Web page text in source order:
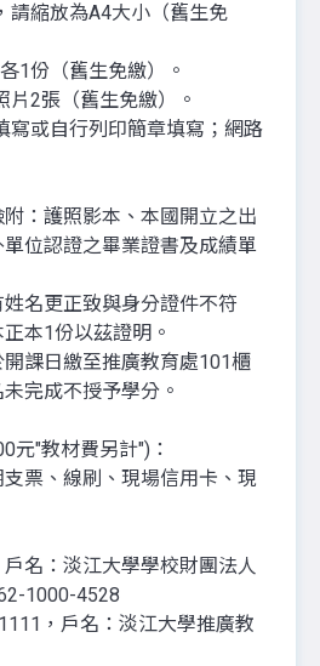
請縮放為A4大小（舊生免
1份（舊生免繳）。
片2張（舊生免繳）。
寫或自行列印簡章填寫；網路
：護照影本、本國開立之出
位認證之畢業證書及成績單
名更正致與身分證件不符
本1份以茲證明。
課日繳至推廣教育處101櫃
完成不授予學分。
元"教材費另計")：
票、線刷、現場信用卡、現
名：淡江大學學校財團法人
1000-4528
，戶名：淡江大學推廣教